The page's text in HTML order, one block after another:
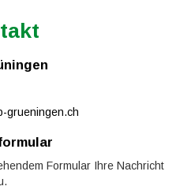
grueningen.ch
Formular Ihre Nachricht